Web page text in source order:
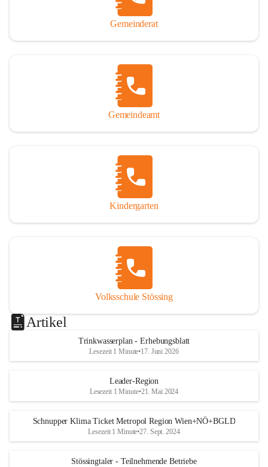
Gemeinderat
Gemeindeamt
Kindergarten
Volksschule Stössing
Artikel
Trinkwasserplan - Erhebungsblatt
Lesezeit 1 Minute•17. Juni 2026
Leader-Region
Lesezeit 1 Minute•21. Mai 2024
Schnupper Klima Ticket Metropol Region Wien+NÖ+BGLD
Lesezeit 1 Minute•27. Sept. 2024
Stössingtaler - Teilnehmende Betriebe